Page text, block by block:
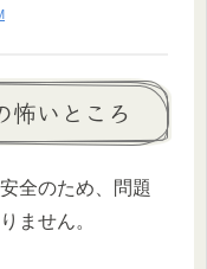
怖いところ
全のため、問題
ません。